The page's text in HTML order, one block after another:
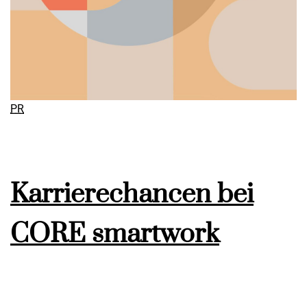
PR
Karrierechancen bei
CORE smartwork